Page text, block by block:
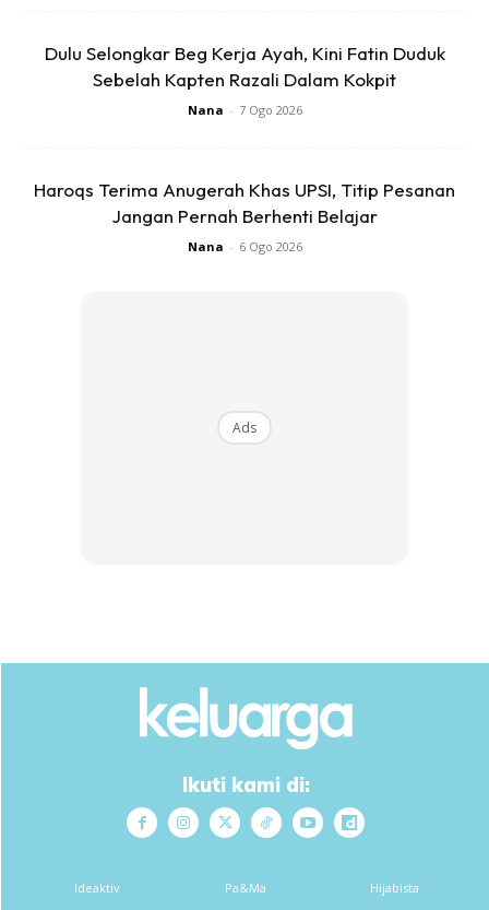
Dulu Selongkar Beg Kerja Ayah, Kini Fatin Duduk
Sebelah Kapten Razali Dalam Kokpit
Nana - 7 Ogo 2026
Haroqs Terima Anugerah Khas UPSI, Titip Pesanan
Jangan Pernah Berhenti Belajar
Nana - 6 Ogo 2026
Ads
Ikuti kami di:
Ideaktiv Pa&Ma Hijabista